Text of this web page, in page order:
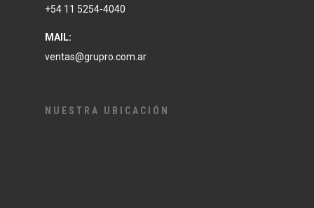
+54 11 5254-4040
MAIL:
ventas@grupro.com.ar
NUESTRA UBICACIÓN